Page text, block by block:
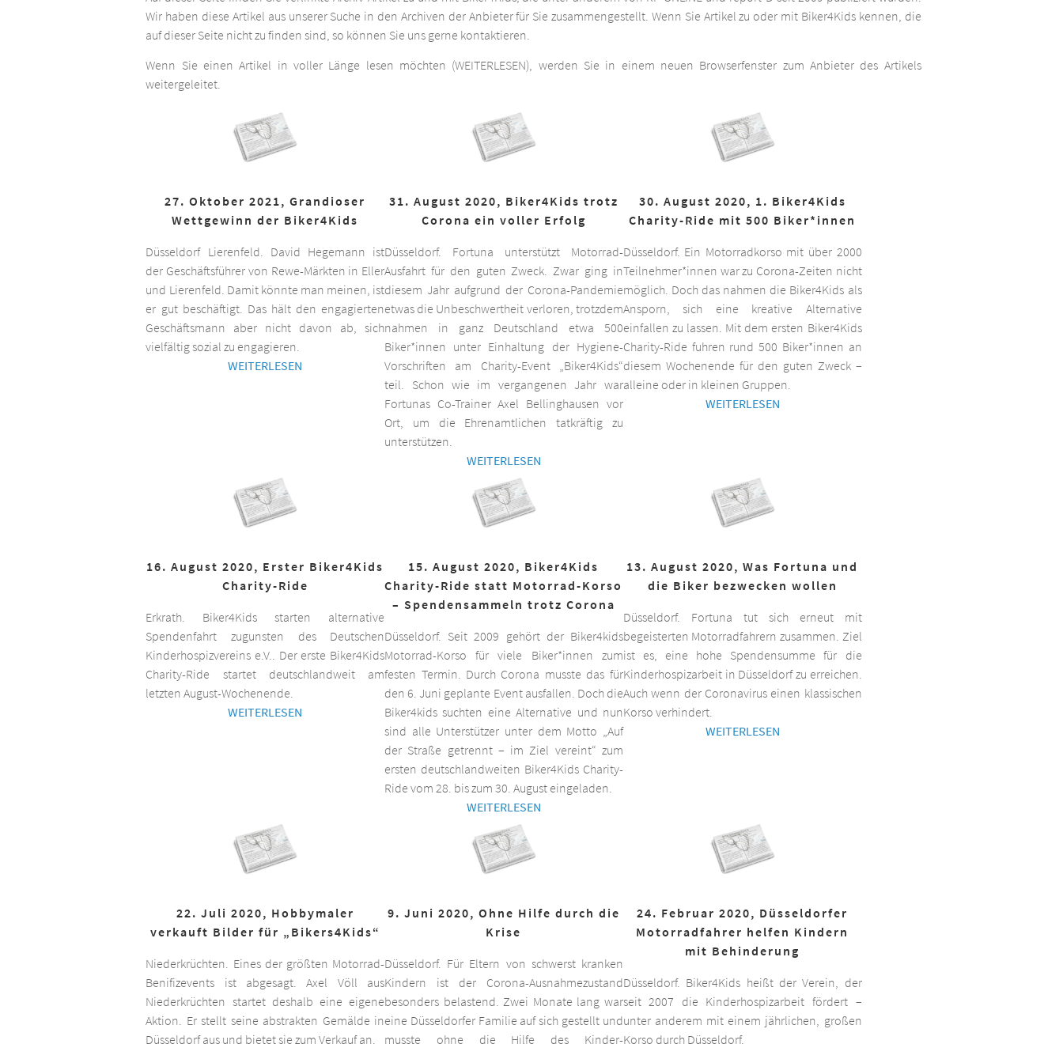
Wir haben diese Artikel aus unserer Suche in den Archiven der Anbieter für Sie zusammengestellt. Wenn Sie Artikel zu oder mit Biker4Kids kennen, die
auf dieser Seite nicht zu finden sind, so können Sie uns gerne kontaktieren.
Wenn Sie einen Artikel in voller Länge lesen möchten (WEITERLESEN), werden Sie in einem neuen Browserfenster zum Anbieter des Artikels
weitergeleitet.
27. Oktober 2021, Grandioser
Wettgewinn der Biker4Kids
Düsseldorf Lierenfeld. David Hegemann ist
der Geschäftsführer von Rewe-Märkten in Eller
und Lierenfeld. Damit könnte man meinen, ist
er gut beschäftigt. Das hält den engagierten
Geschäftsmann aber nicht davon ab, sich
vielfältig sozial zu engagieren.
WEITERLESEN
31. August 2020, Biker4Kids trotz
Corona ein voller Erfolg
Düsseldorf. Fortuna unterstützt Motorrad-
Ausfahrt für den guten Zweck. Zwar ging in
diesem Jahr aufgrund der Corona-Pandemie
etwas die Unbeschwertheit verloren, trotzdem
nahmen in ganz Deutschland etwa 500
Biker*innen unter Einhaltung der Hygiene-
Vorschriften am Charity-Event „Biker4Kids“
teil. Schon wie im vergangenen Jahr war
Fortunas Co-Trainer Axel Bellinghausen vor
Ort, um die Ehrenamtlichen tatkräftig zu
unterstützen.
WEITERLESEN
30. August 2020, 1. Biker4Kids
Charity-Ride mit 500 Biker*innen
Düsseldorf. Ein Motorradkorso mit über 2000
Teilnehmer*innen war zu Corona-Zeiten nicht
möglich. Doch das nahmen die Biker4Kids als
Ansporn, sich eine kreative Alternative
einfallen zu lassen. Mit dem ersten Biker4Kids
Charity-Ride fuhren rund 500 Biker*innen an
diesem Wochenende für den guten Zweck –
alleine oder in kleinen Gruppen.
WEITERLESEN
16. August 2020, Erster Biker4Kids
Charity-Ride
Erkrath. Biker4Kids starten alternative
Spendenfahrt zugunsten des Deutschen
Kinderhospizvereins e.V.. Der erste Biker4Kids
Charity-Ride startet deutschlandweit am
letzten August-Wochenende.
WEITERLESEN
15. August 2020, Biker4Kids
Charity-Ride statt Motorrad-Korso
– Spendensammeln trotz Corona
Düsseldorf. Seit 2009 gehört der Biker4kids
Motorrad-Korso für viele Biker*innen zum
festen Termin. Durch Corona musste das für
den 6. Juni geplante Event ausfallen. Doch die
Biker4kids suchten eine Alternative und nun
sind alle Unterstützer unter dem Motto „Auf
der Straße getrennt – im Ziel vereint“ zum
ersten deutschlandweiten Biker4Kids Charity-
Ride vom 28. bis zum 30. August eingeladen.
WEITERLESEN
13. August 2020, Was Fortuna und
die Biker bezwecken wollen
Düsseldorf. Fortuna tut sich erneut mit
begeisterten Motorradfahrern zusammen. Ziel
ist es, eine hohe Spendensumme für die
Kinderhospizarbeit in Düsseldorf zu erreichen.
Auch wenn der Coronavirus einen klassischen
Korso verhindert.
WEITERLESEN
22. Juli 2020, Hobbymaler
verkauft Bilder für „Bikers4Kids“
Niederkrüchten. Eines der größten Motorrad-
Benifizevents ist abgesagt. Axel Völl aus
Niederkrüchten startet deshalb eine eigene
Aktion. Er stellt seine abstrakten Gemälde in
Düsseldorf aus und bietet sie zum Verkauf an.
9. Juni 2020, Ohne Hilfe durch die
Krise
Düsseldorf. Für Eltern von schwerst kranken
Kindern ist der Corona-Ausnahmezustand
besonders belastend. Zwei Monate lang war
eine Düsseldorfer Familie auf sich gestellt und
musste ohne die Hilfe des Kinder-
24. Februar 2020, Düsseldorfer
Motorradfahrer helfen Kindern
mit Behinderung
Düsseldorf. Biker4Kids heißt der Verein, der
seit 2007 die Kinderhospizarbeit fördert –
unter anderem mit einem jährlichen, großen
Korso durch Düsseldorf.